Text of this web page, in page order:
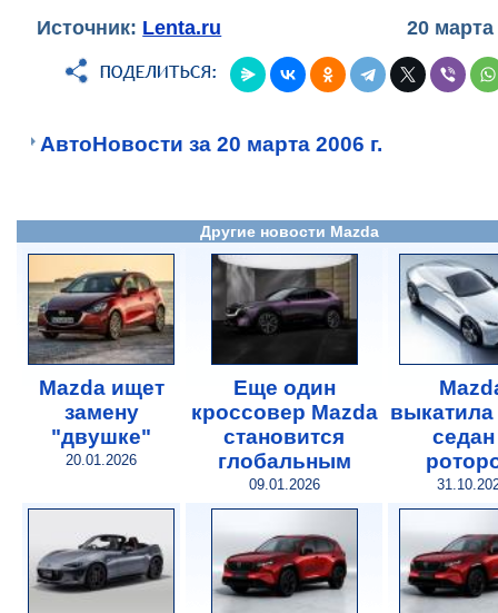
Источник: Lenta.ru 20 марта
АвтоНовости за 20 марта 2006 г.
Другие новости Mazda
Mazda ищет
замену
"двушке"
20.01.2026
Еще один
кроссовер Mazda
становится
глобальным
09.01.2026
выкатила
седан